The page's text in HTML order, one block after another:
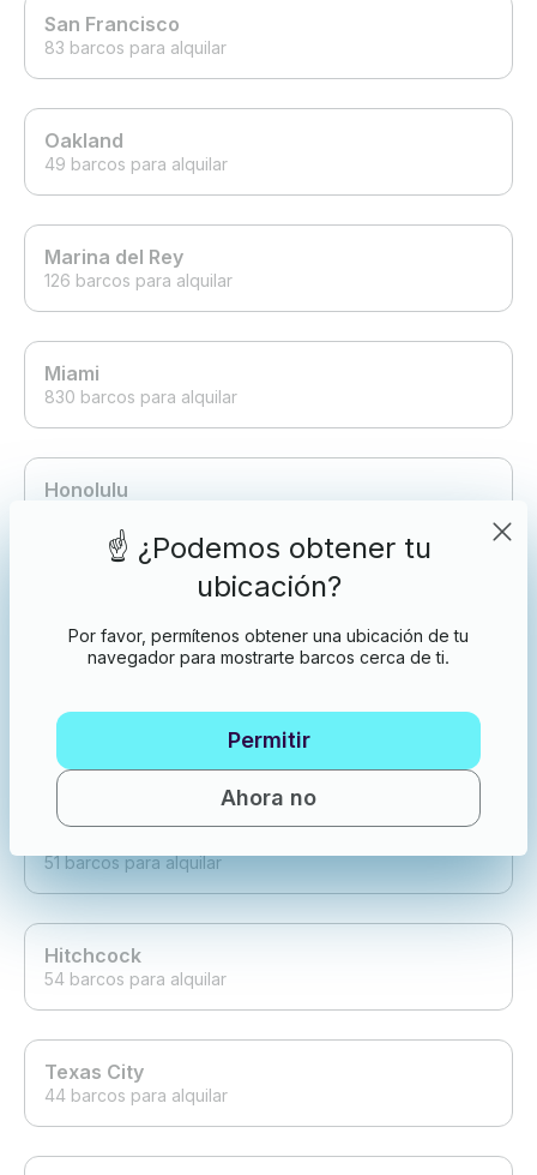
San Francisco
83 barcos para alquilar
Oakland
49 barcos para alquilar
Marina del Rey
126 barcos para alquilar
Miami
830 barcos para alquilar
Honolulu
106 barcos para alquilar
Nueva York
51 barcos para alquilar
Hitchcock
54 barcos para alquilar
Texas City
44 barcos para alquilar
☝️ ¿Podemos obtener tu
ubicación?
Por favor, permítenos obtener una ubicación de tu
navegador para mostrarte barcos cerca de ti.
Ahora no
Permitir